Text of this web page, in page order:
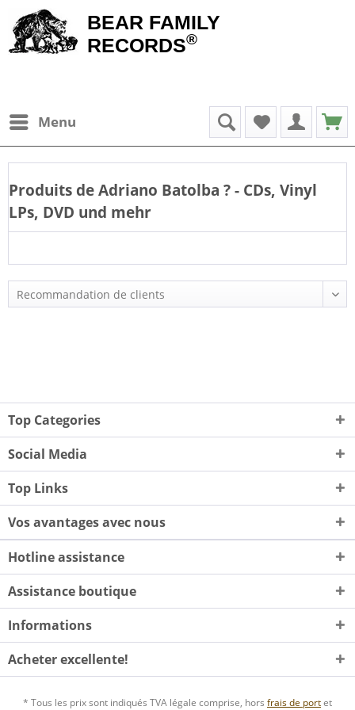
BEAR FAMILY
RECORDS®
Menu
Produits deAdriano Batolba ? - CDs, Vinyl
LPs, DVD und mehr
Top Categories
Social Media
Top Links
Vos avantages avec nous
Hotline assistance
Assistance boutique
Informations
Acheter excellente!
* Tous les prix sont indiqués TVA légale comprise, hors frais de portet